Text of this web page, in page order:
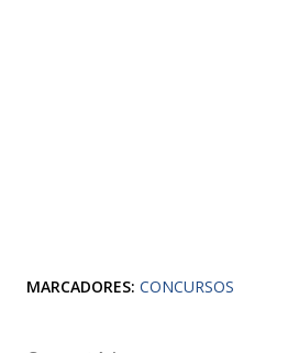
MARCADORES: CONCURSOS